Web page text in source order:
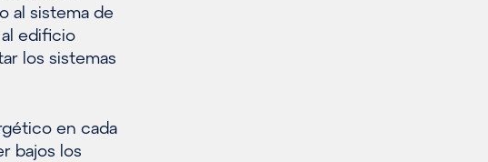
al sistema de
edificio
los sistemas
en cada
bajos los